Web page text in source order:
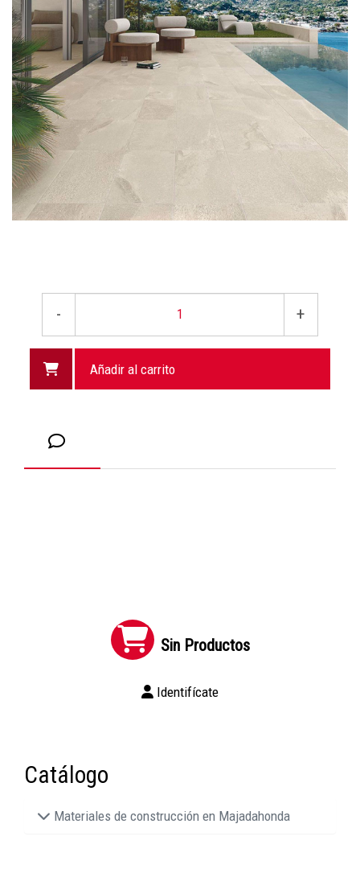
- +
Añadir al carrito
Sin Productos
Identifícate
Catálogo
Materiales de construcción en Majadahonda